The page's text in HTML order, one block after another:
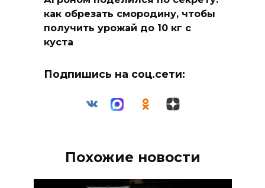
как обрезать смородину, чтобы
получить урожай до 10 кг с
куста
Подпишись на соц.сети:
Похожие новости